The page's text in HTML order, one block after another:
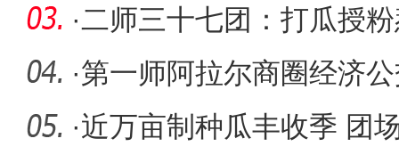
情
·二师三十七团：打瓜授
矛盾
·第一师阿拉尔商圈经济
·近万亩制种瓜丰收季 团